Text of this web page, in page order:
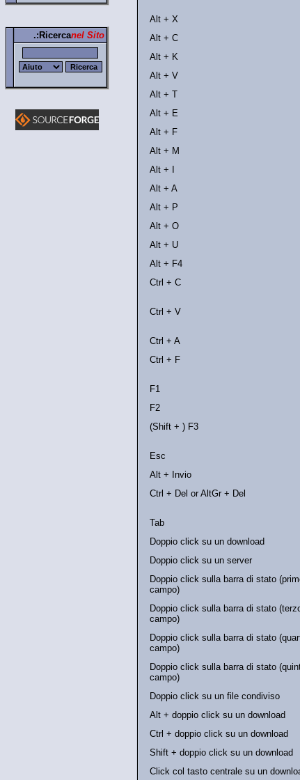
.:Ricercanel Sito
Alt + X
Alt + C
Alt + K
Alt + V
Alt + T
Alt + E
Alt + F
Alt + M
Alt + I
Alt + A
Alt + P
Alt + O
Alt + U
Alt + F4
Ctrl + C
Ctrl + V
Ctrl + A
Ctrl + F
F1
F2
(Shift + ) F3
Esc
Alt + Invio
Ctrl + Del or AltGr + Del
Tab
Doppio click su un download
Doppio click su un server
Doppio click sulla barra di stato
campo)
Doppio click sulla barra di stato
campo)
Doppio click sulla barra di stato
campo)
Doppio click sulla barra di stato
campo)
Doppio click su un file condiviso
Alt + doppio click su un download
Ctrl + doppio click su un download
Shift + doppio click su un download
Click col tasto centrale su un